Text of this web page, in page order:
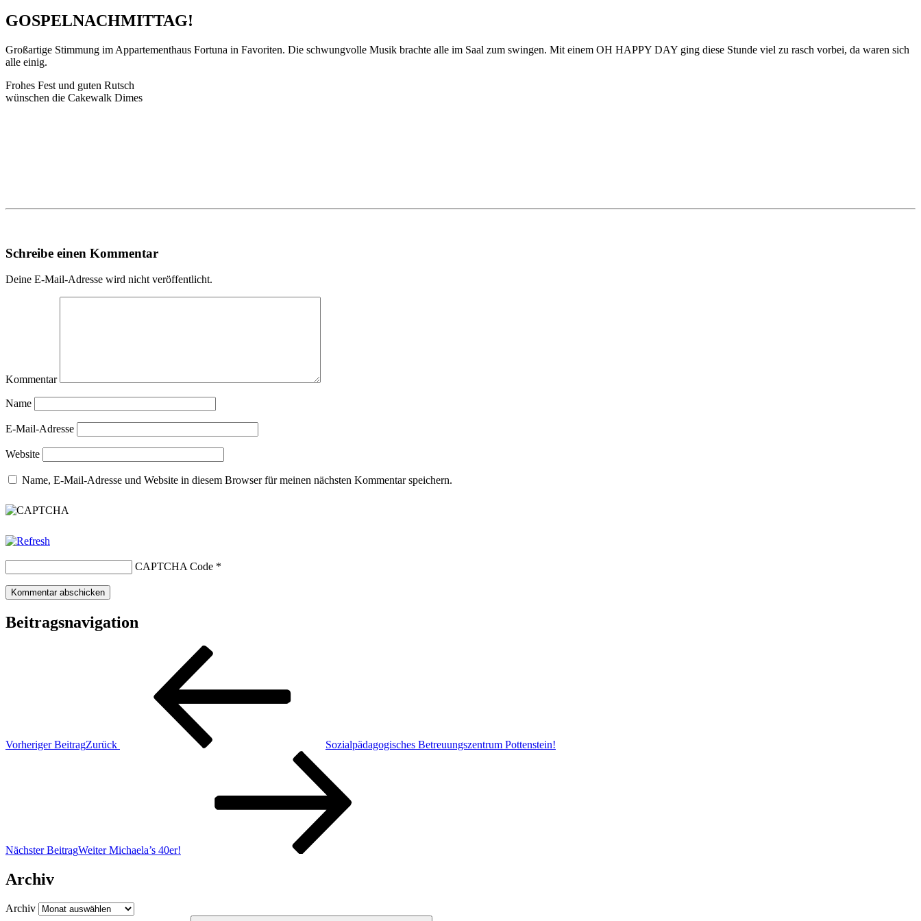
GOSPELNACHMITTAG!
Großartige Stimmung im Appartementhaus Fortuna in Favoriten. Die schwungvolle Musik brachte alle im Saal zum swingen. Mit einem OH HAPPY DAY ging diese Stunde viel zu rasch vorbei, da waren sich
alle einig.
Frohes Fest und guten Rutsch
wünschen die Cakewalk Dimes
Schreibe einen Kommentar
Deine E-Mail-Adresse wird nicht veröffentlicht.
Kommentar
Name
E-Mail-Adresse
Website
Name, E-Mail-Adresse und Website in diesem Browser für meinen nächsten Kommentar speichern.
CAPTCHA Code *
Beitragsnavigation
Vorheriger BeitragZurück Sozialpädagogisches Betreuungszentrum Pottenstein!
Nächster BeitragWeiter Michaela’s 40er!
Archiv
Archiv